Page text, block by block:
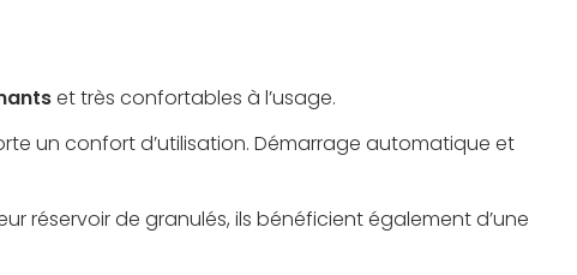
et très confortables à l’usage.
un confort d’utilisation. Démarrage automatique et
réservoir de granulés, ils bénéficient également d’une